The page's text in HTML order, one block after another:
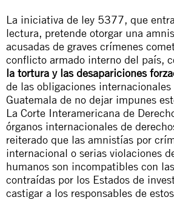
La iniciativa de ley 5377, que
lectura, pretende otorgar una
acusadas de graves crímenes
conflicto armado interno del país,
la tortura y las desapariciones
de las obligaciones
Guatemala de no dejar impunes
La Corte Interamericana de
órganos internacionales de
reiterado que las amnistías por
internacional o serias violaciones
humanos son incompatibles con
contraídas por los Estados de
castigar a los responsables de